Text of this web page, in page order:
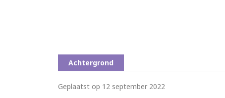
Achtergrond
Geplaatst op 12 september 2022